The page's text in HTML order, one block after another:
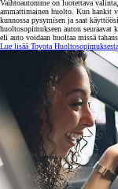
Vaihtoautomme on luotettava
ammattimainen huolto. Kun hankit
kunnossa pysymisen ja saat
huoltosopimukseen auton
eli auto voidaan huoltaa missä
Lue lisää Toyota Huoltosopimuksesta